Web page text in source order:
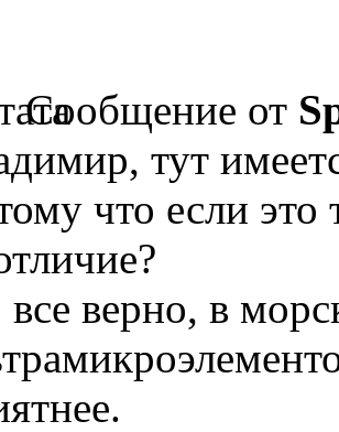
Сообщение от
тут
что если это
верно, в